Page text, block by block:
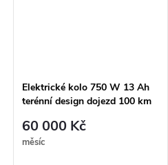
Elektrické kolo 750 W 13 Ah
terénní design dojezd 100 km
60 000 Kč
měsíc